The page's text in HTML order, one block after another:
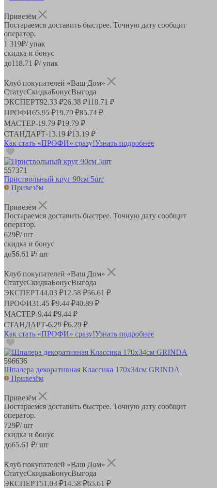
Привезём
Постараемся доставить быстрее. Точную дату сообщит
оператор.
1 319₽/ упак
скидка и бонус
до118.71 ₽/ упак
Клуб покупателей «Ваш Дом»
СтатусСкидкаБонусВыгода
ЭКСПЕРТ92.33 ₽26.38 ₽118.71 ₽
ПРОФИ65.95 ₽19.79 ₽85.74 ₽
МАСТЕР-19.79 ₽19.79 ₽
СТАНДАРТ-13.19 ₽13.19 ₽
Как стать «ПРОФИ» сразу!Узнать подробнее
557371
Приствольный круг 90см 5шт
Привезём
Привезём
Постараемся доставить быстрее. Точную дату сообщит
оператор.
629₽/ шт
скидка и бонус
до56.61 ₽/ шт
Клуб покупателей «Ваш Дом»
СтатусСкидкаБонусВыгода
ЭКСПЕРТ44.03 ₽12.58 ₽56.61 ₽
ПРОФИ31.45 ₽9.44 ₽40.89 ₽
МАСТЕР-9.44 ₽9.44 ₽
СТАНДАРТ-6.29 ₽6.29 ₽
Как стать «ПРОФИ» сразу!Узнать подробнее
596636
Шпалера декоративная Классика 170х34см GRINDA
Привезём
Привезём
Постараемся доставить быстрее. Точную дату сообщит
оператор.
729₽/ шт
скидка и бонус
до65.61 ₽/ шт
Клуб покупателей «Ваш Дом»
СтатусСкидкаБонусВыгода
ЭКСПЕРТ51.03 ₽14.58 ₽65.61 ₽